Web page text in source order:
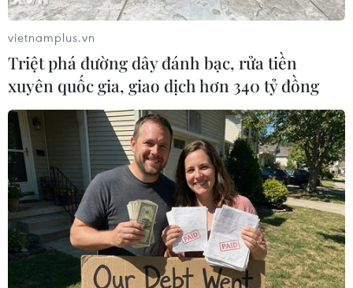
Tháng 12: Huy động hơn 17 nghìn tỷ đồng
trái phiếu
02/01/2014 03:24
vietnamplus.vn
Triệt phá đường dây đánh bạc, rửa tiền
xuyên quốc gia, giao dịch hơn 340 tỷ đồng